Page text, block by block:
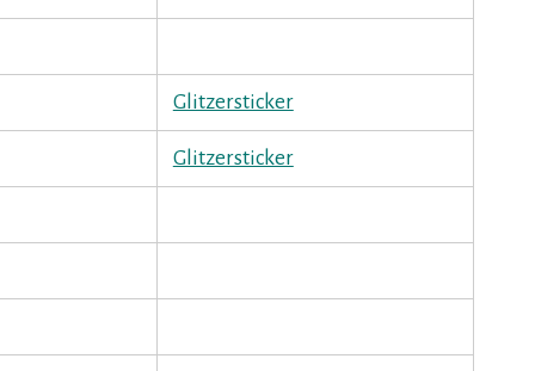
Glitzersticker
Glitzersticker